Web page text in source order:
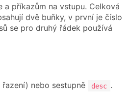
příkazům na vstupu. Celková
dvě buňky, v první je číslo
se pro druhý řádek používá
nebo sestupně desc .